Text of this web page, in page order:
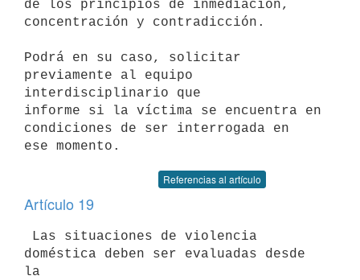
de los principios de inmediación,
concentración y contradicción.
Podrá en su caso, solicitar
previamente al equipo
interdisciplinario que
informe si la víctima se encuentra en
condiciones de ser interrogada en
Referencias al artículo
Artículo 19
doméstica deben ser evaluadas desde
la